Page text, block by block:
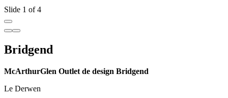
Slide 1 of 4
Bridgend
McArthurGlen Outlet de design Bridgend
Le Derwen